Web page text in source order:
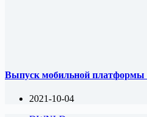
Выпуск мобильной платформы
2021-10-04